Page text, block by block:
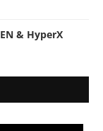
& HyperX